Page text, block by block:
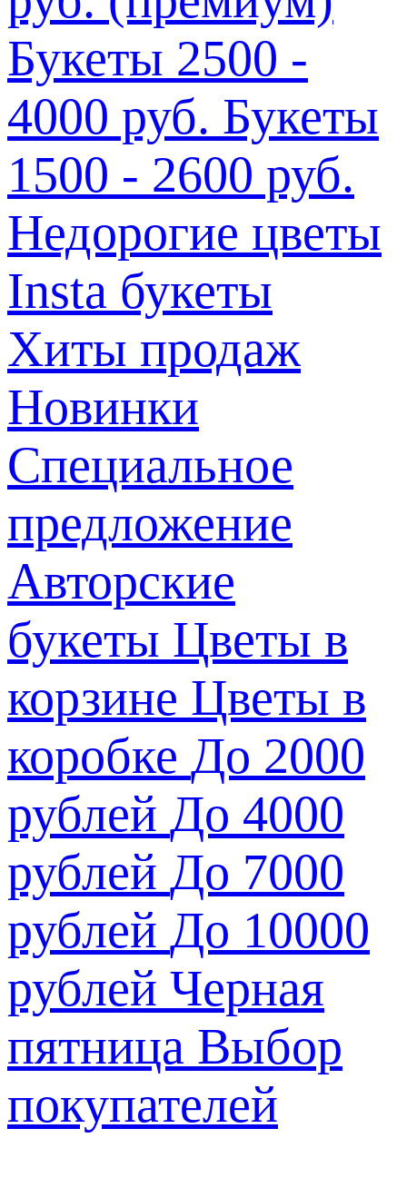
Букеты 2500 -
4000 руб. Букеты
1500 - 2600 руб.
Недорогие цветы
Insta букеты
Хиты продаж
Новинки
Специальное
предложение
Авторские
букеты Цветы в
корзине Цветы в
коробке До 2000
рублей До 4000
рублей До 7000
рублей До 10000
рублей Черная
пятница Выбор
покупателей